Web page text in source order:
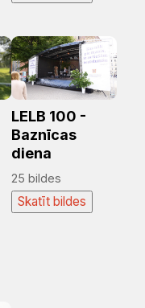
LELB 100 -
Baznīcas
diena
25 bildes
Skatīt bildes